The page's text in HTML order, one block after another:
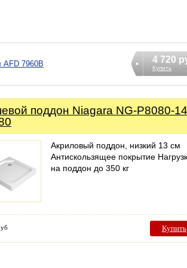
AFD 7960B 4 720
Купить
поддон Niagara NG-P8080-
Акриловый поддон, низкий 13 см
Антискользящее покрытие
на поддон до 350 кг
Купить